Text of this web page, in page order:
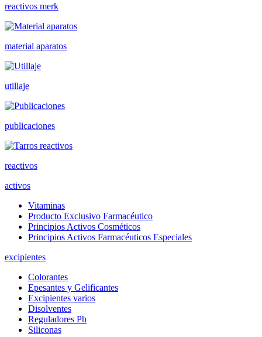
reactivos merk
material aparatos
utillaje
publicaciones
reactivos
activos
Vitaminas
Producto Exclusivo Farmacéutico
Principios Activos Cosméticos
Principios Activos Farmacéuticos Especiales
excipientes
Colorantes
Epesantes y Gelificantes
Excipientes varios
Disolventes
Reguladores Ph
Siliconas